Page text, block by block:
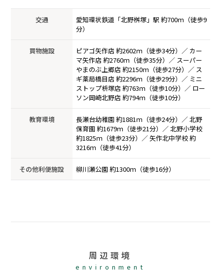
交通
愛知環状鉄道「北野桝塚」駅 約700ｍ（徒歩9
分）
買物施設 ピアゴ矢作店 約2602ｍ（徒歩34分）
カー
マ矢作店 約2760ｍ（徒歩35分）
スーパー
やまのぶ上郷店 約2150ｍ（徒歩27分）
ス
ギ薬局橋目店 約2296ｍ（徒歩29分）
ミニ
ストップ枡塚店 約763ｍ（徒歩10分）
ロー
ソン岡崎北野店 約794ｍ（徒歩10分）
教育環境 長瀬台幼稚園 約1881ｍ（徒歩24分）
北野
保育園 約1679ｍ（徒歩21分）
北野小学校
約1825ｍ（徒歩23分）
矢作北中学校 約
3216ｍ（徒歩41分）
その他利便施設 柳川瀬公園 約1300ｍ（徒歩16分）
周辺環境
environment